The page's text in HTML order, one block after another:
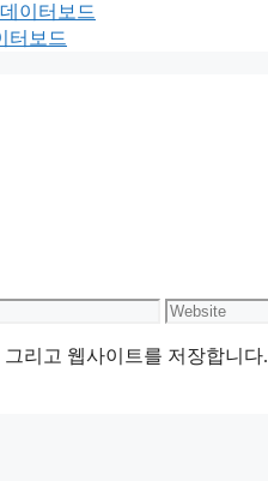
이터보드
터보드
Website
리고 웹사이트를 저장합니다.